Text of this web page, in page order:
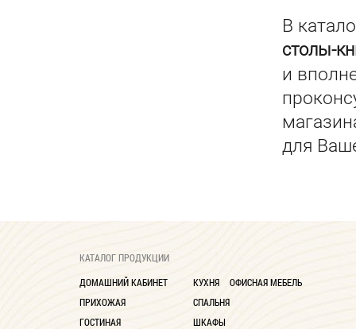
В
столы-
и
для
КАТАЛОГ ПРОДУКЦИИ
ДОМАШНИЙ КАБИНЕТ
ПРИХОЖАЯ
ГОСТИНАЯ
КУХНЯ
СПАЛЬНЯ
ШКАФЫ
ОФИСНАЯ МЕБЕЛЬ